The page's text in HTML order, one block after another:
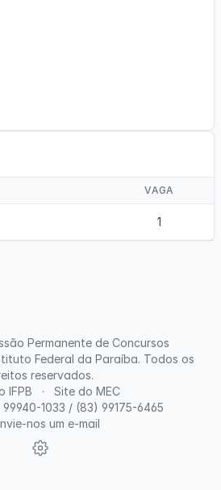
VAGA
1
IFPB
Site do MEC
1033 / (83) 99175-6465
nos um e-mail
Permanente de Concursos
Federal da Paraíba. Todos os
reservados.